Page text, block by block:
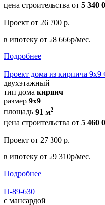
цена строительства от 5 340
Проект от 26 700 р.
в ипотеку от 28 666р/мес.
Подробнее
Проект дома из кирпича 9х9
двухэтажный
тип дома кирпич
размер 9х9
площадь 91 м2
цена строительства от 5 460
Проект от 27 300 р.
в ипотеку от 29 310р/мес.
Подробнее
П-89-630
с мансардой